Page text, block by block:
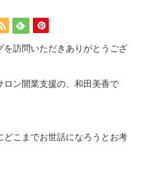
を訪問いただきありがとうござ
ン開業支援の、和田美香で
どこまでお世話になろうとお考